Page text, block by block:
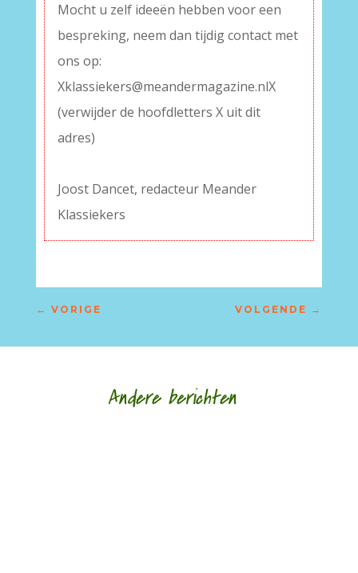
Mocht u zelf ideeën hebben voor een
bespreking, neem dan tijdig contact met
ons op:
Xklassiekers@meandermagazine.nlX
(verwijder de hoofdletters X uit dit
adres)
Joost Dancet, redacteur Meander
Klassiekers
← VORIGE VOLGENDE →
Andere berichten